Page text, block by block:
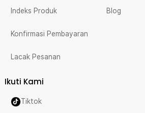
Indeks Produk
Konfirmasi Pembayaran
Lacak Pesanan
Blog
Ikuti Kami
Tiktok